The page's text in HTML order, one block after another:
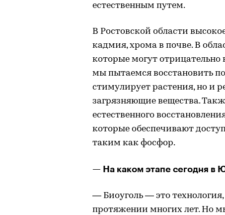
естественным путем.
В Ростовской области
кадмия, хрома в почве. В
которые могут
мы пытаемся восстановить
стимулирует растения, но и
загрязняющие вещества.
естественного
которые обеспечивают
таким как фосфор.
— На каком этапе сегодня в
— Биоуголь — это
протяжении многих лет. Но